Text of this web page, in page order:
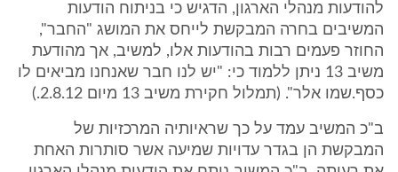
להודעות מנהלי הארגון, הדגיש כי בניתוח הודעות
המשיבים בחרה המבקשת לייחס את המושג "החבר",
החוזר פעמים רבות בהודעות אלו, למשיב, אך מהודעת
משיב 13 ניתן ללמוד כי: "יש לנו חבר שאנחנו מביאים לו
כסף.שמו אלר". (תמלול חקירת משיב 13 מיום 2.8.12.)
ב"כ המשיב עמד על כך שראיותיה המרכזיות של
המבקשת הן בגדר עדויות שמיעה אשר סותרות האחת